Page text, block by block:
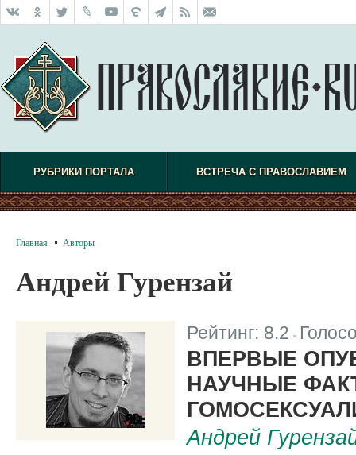
РУБРИКИ ПОРТАЛА ВСТРЕЧА С ПРАВОСЛАВИЕМ
Главная Авторы
Андрей Гурензай
Рейтинг: 8.2
ВПЕРВЫЕ
НАУЧНЫЕ
Андрей